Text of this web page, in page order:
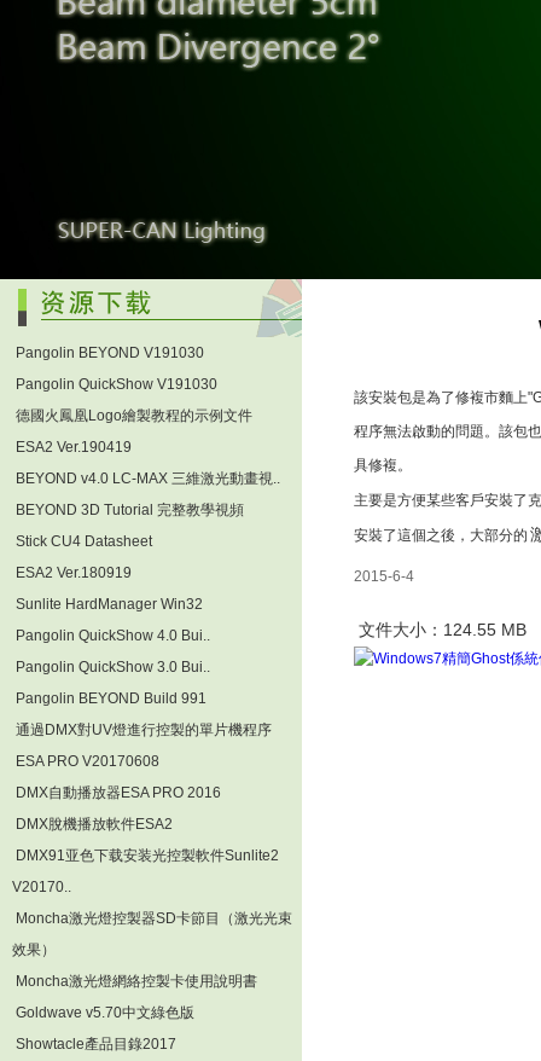
Pangolin BEYOND V191030
Pangolin QuickShow V191030
德國火鳳凰Logo繪製教程的示例文件
ESA2 Ver.190419
BEYOND v4.0 LC-MAX 三維激光動畫視..
BEYOND 3D Tutorial 完整教學視頻
Stick CU4 Datasheet
ESA2 Ver.180919
Sunlite HardManager Win32
Pangolin QuickShow 4.0 Bui..
Pangolin QuickShow 3.0 Bui..
Pangolin BEYOND Build 991
通過DMX對UV燈進行控製的單片機程序
ESA PRO V20170608
DMX自動播放器ESA PRO 2016
DMX脫機播放軟件ESA2
DMX91亚色下载安装光控製軟件Sunlite2
V20170..
Moncha激光燈控製器SD卡節目（激光光束
效果）
Moncha激光燈網絡控製卡使用說明書
Goldwave v5.70中文綠色版
Showtacle產品目錄2017
該安裝包是為了修複市麵上
程序無法啟動的問題。該包
具修複。
主要是方便某些客戶安裝了
安裝了這個之後，大部分的
2015-6-4
文件大小：124.55 MB